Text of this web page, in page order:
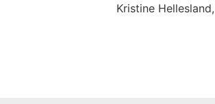
Kristine